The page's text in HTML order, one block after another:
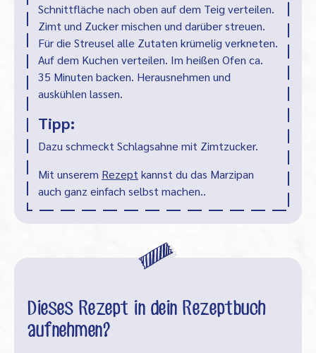
Schnittfläche nach oben auf dem Teig verteilen.
Zimt und Zucker mischen und darüber streuen.
Für die Streusel alle Zutaten krümelig verkneten.
Auf dem Kuchen verteilen. Im heißen Ofen ca.
35 Minuten backen. Herausnehmen und
auskühlen lassen.
Tipp:
Dazu schmeckt Schlagsahne mit Zimtzucker.
Mit unserem Rezept kannst du das Marzipan
auch ganz einfach selbst machen..
Dieses Rezept in dein Rezeptbuch
aufnehmen?